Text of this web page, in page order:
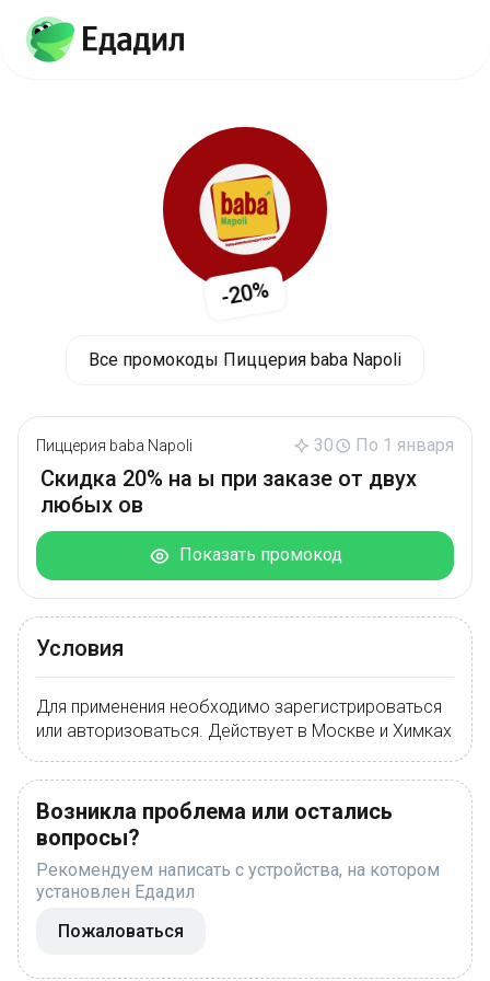
-20%
Все промокоды Пиццерия baba Napoli
Пиццерия baba Napoli 30 По 1 января
Скидка 20% на ы при заказе от двух
любых ов
Показать промокод
Условия
Для применения необходимо зарегистрироваться
или авторизоваться. Действует в Москве и Химках
Возникла проблема или остались
вопросы?
Рекомендуем написать с устройства, на котором
установлен Едадил
Пожаловаться